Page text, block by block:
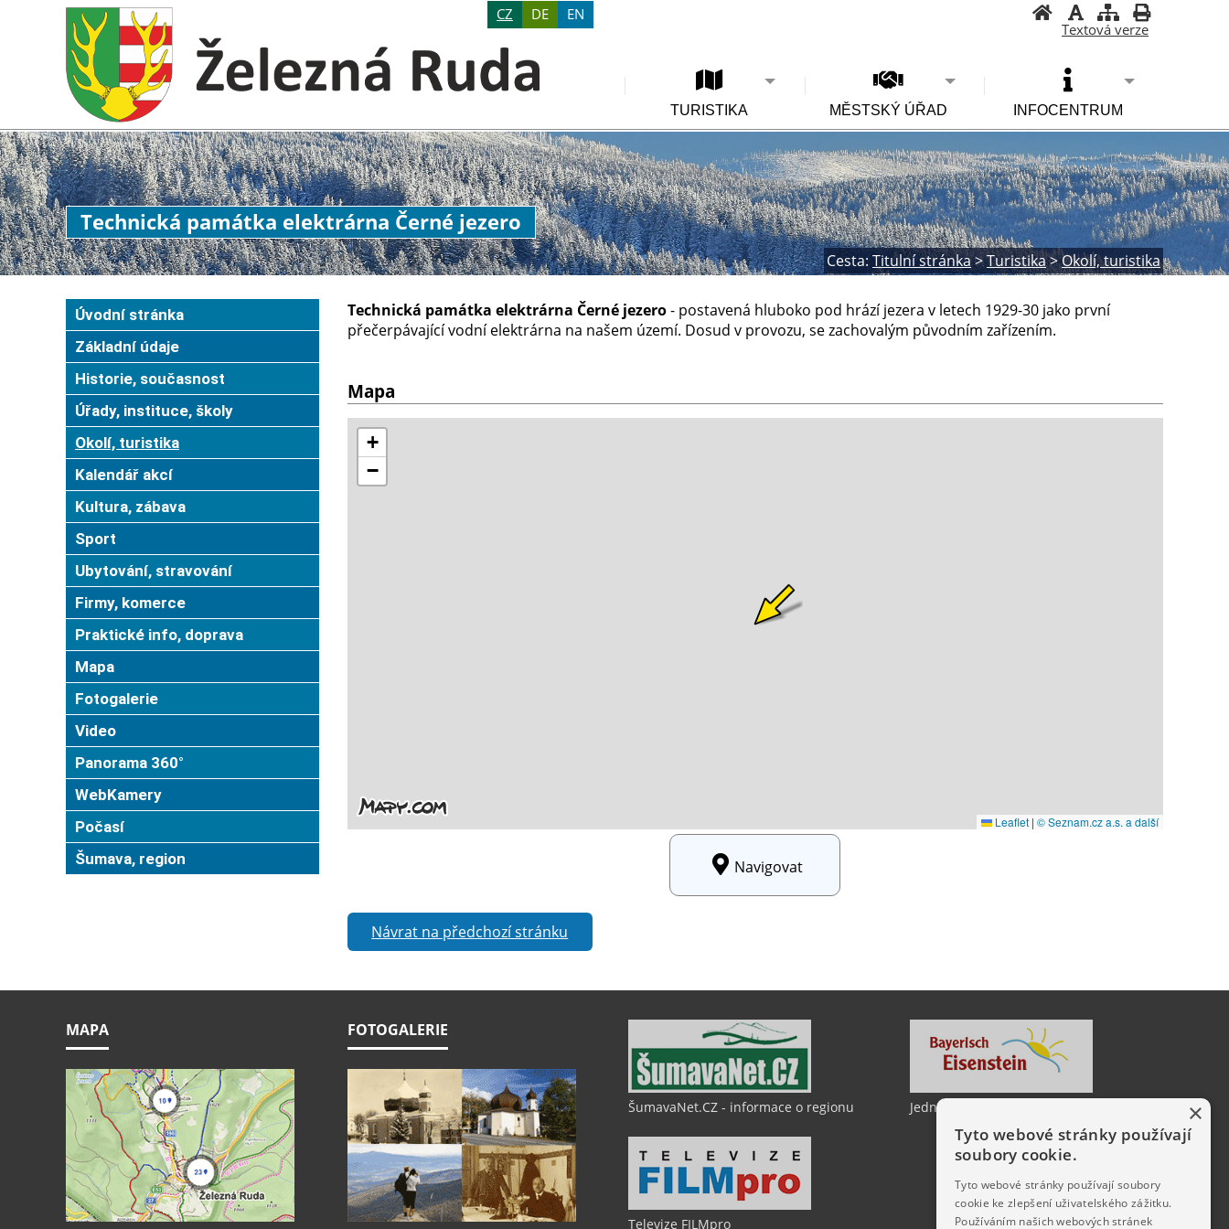
CZ DE EN
Textová verze
TURISTIKA MĚSTSKÝ ÚŘAD INFOCENTRUM
Technická památka elektrárna Černé jezero
Cesta: Titulní stránka>Turistika>Okolí, turistika
Úvodní stránka
Základní údaje
Historie, současnost
Úřady, instituce, školy
Okolí, turistika
Kalendář akcí
Kultura, zábava
Sport
Ubytování, stravování
Firmy, komerce
Praktické info, doprava
Mapa
Fotogalerie
Video
Panorama 360°
WebKamery
Počasí
Šumava, region
Technická památka elektrárna Černé jezero- postavená hluboko pod hrází jezera v letech 1929-30 jako první
přečerpávající vodní elektrárna na našem území. Dosud v provozu, se zachovalým původním zařízením.
Mapa
Navigovat
Návrat na předchozí stránku
MAPA FOTOGALERIE
ŠumavaNet.CZ - informace o regionu
Televize FILMpro
Jedno město, dvě země ×
Tyto webové stránky používají
soubory cookie.
Tyto webové stránky používají soubory
cookie ke zlepšení uživatelského zážitku.
Používáním našich webových stránek